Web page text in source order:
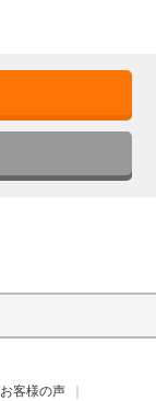
お客様の声